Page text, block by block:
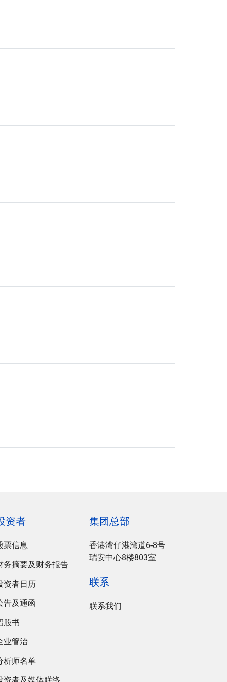
资者
票信息
务摘要及财务报告
资者日历
告及通函
股书
业管治
析师名单
集团总部
香港湾仔港湾道6-8号
瑞安中心8楼803室
联系
联系我们